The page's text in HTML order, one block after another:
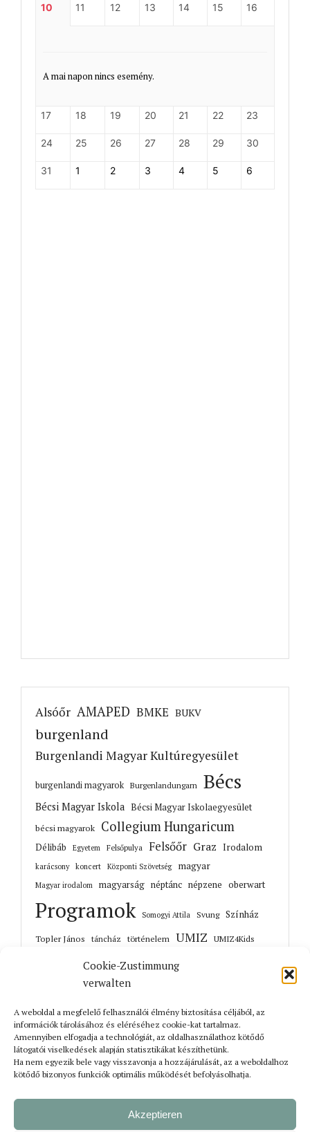
Cookie-Zustimmung
verwalten
A weboldal a megfelelő felhasználói élmény biztosítása céljából, az
információk tárolásához és eléréséhez cookie-kat tartalmaz.
Amennyiben elfogadja a technológiát, az oldalhasználathoz kötődő
látogatói viselkedések alapján statisztikákat készíthetünk.
Ha nem egyezik bele vagy visszavonja a hozzájárulását, az a weboldalhoz
kötődő bizonyos funkciók optimális működését befolyásolhatja.
Akzeptieren
10 11 12 13 14 15 16
A mai napon nincs esemény.
17 18 19 20 21 22 23
24 25 26 27 28 29 30
31 1 2 3 4 5 6
Alsóőr AMAPED BMKE BUKV
burgenland
Burgenlandi Magyar Kultúregyesület
burgenlandi magyarok Burgenlandungarn Bécs
Bécsi Magyar Iskola Bécsi Magyar Iskolaegyesület
bécsi magyarok Collegium Hungaricum
Délibáb Egyetem Felsőpulya Felsőőr Graz Irodalom
karácsony koncert Központi Szövetség magyar
Magyar irodalom magyarság néptánc népzene oberwart
Programok Somogyi Attila Svung Színház
Topler János táncház történelem UMIZ
UMIZ4Kids
Korábbi cikkek